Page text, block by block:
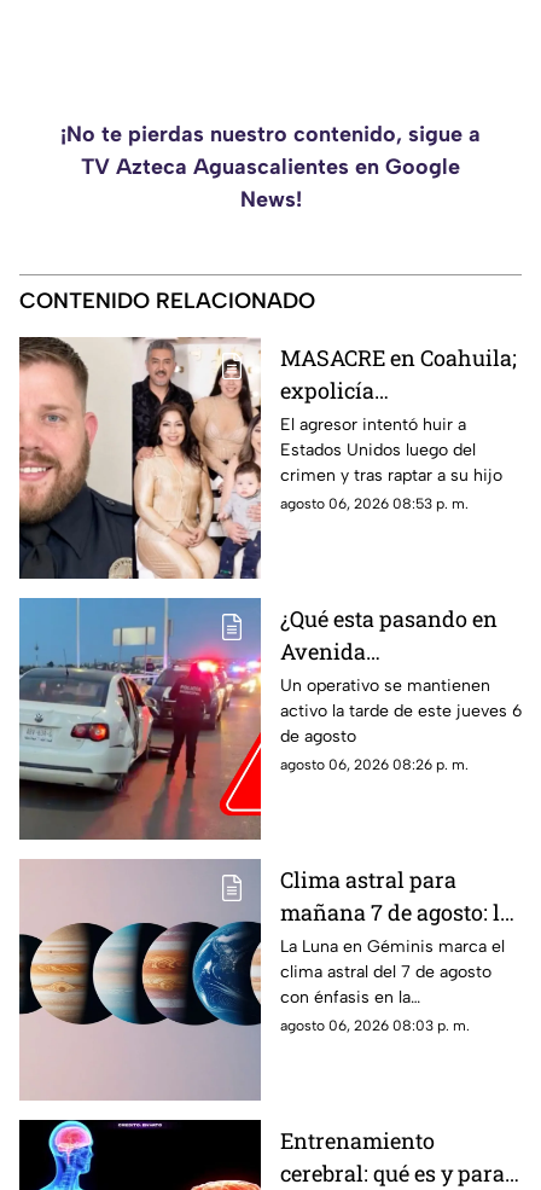
¡No te pierdas nuestro contenido, sigue a
TV Azteca Aguascalientes en Google
News!
CONTENIDO RELACIONADO
MASACRE en Coahuila;
expolicía
estadounidense atacó a
la familia de su
expareja mexicana
luego de que le
familiar
El agresor intentó huir a
Estados Unidos luego del
crimen y tras raptar a su hijo
agosto 06, 2026 08:53 p. m.
¿Qué esta pasando en
Avenida
Aguascalientes?
Reportan persecución y
accidente vehicular
Un operativo se mantienen
activo la tarde de este jueves 6
de agosto
agosto 06, 2026 08:26 p. m.
Clima astral para
mañana 7 de agosto: la
Luna cambia a Géminis
y favorece la
comunicación
La Luna en Géminis marca el
clima astral del 7 de agosto
con énfasis en la
comunicación, las ideas y los
agosto 06, 2026 08:03 p. m.
Entrenamiento
cerebral: qué es y para